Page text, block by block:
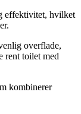
effektivitet, hvilket
overflade,
rent toilet med
kombinerer